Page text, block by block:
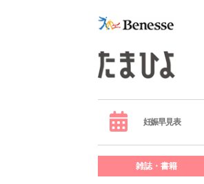
妊娠早見表
雑誌・書籍